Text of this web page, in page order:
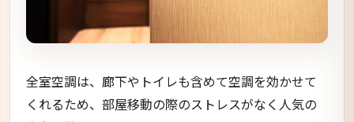
全室空調は、廊下やトイレも含めて空調を効かせて
くれるため、部屋移動の際のストレスがなく人気の